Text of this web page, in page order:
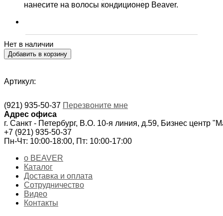
нанесите на волосы кондиционер Beaver.
Нет в наличии
Артикул:
(921) 935-50-37 Перезвоните мне
Адрес офиса
г. Санкт - Петербург, В.О. 10-я линия, д.59, Бизнес центр
+7 (921) 935-50-37
Пн-Чт: 10:00-18:00, Пт: 10:00-17:00
о BEAVER
Каталог
Доставка и оплата
Сотрудничество
Видео
Контакты